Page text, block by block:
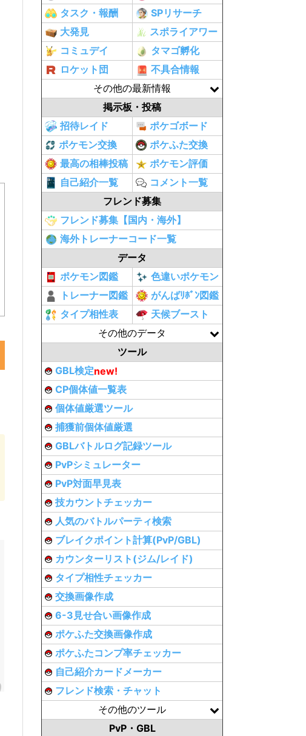
タスク・報酬
SPリサーチ
大発見
スポライアワー
コミュデイ
タマゴ孵化
ロケット団
不具合情報
その他の最新情報
掲示板・投稿
招待レイド
ポケゴボード
ポケモン交換
ポケふた交換
最高の相棒投稿
ポケモン評価
自己紹介一覧
コメント一覧
フレンド募集
フレンド募集【国内・海外】
海外トレーナーコード一覧
データ
ポケモン図鑑
色違いポケモン
トレーナー図鑑
がんばﾘﾎﾞﾝ図鑑
タイプ相性表
天候ブースト
その他のデータ
ツール
GBL検定new!
CP個体値一覧表
個体値厳選ツール
捕獲前個体値厳選
GBLバトルログ記録ツール
PvPシミュレーター
PvP対面早見表
技カウントチェッカー
人気のバトルパーティ検索
ブレイクポイント計算(PvP/GBL)
カウンターリスト(ジム/レイド)
タイプ相性チェッカー
交換画像作成
6-3見せ合い画像作成
ポケふた交換画像作成
ポケふたコンプ率チェッカー
自己紹介カードメーカー
フレンド検索・チャット
その他のツール
PvP・GBL